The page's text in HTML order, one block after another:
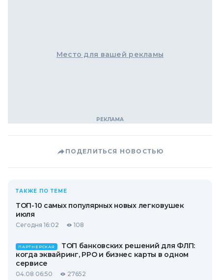
Место для вашей рекламы
ПОДЕЛИТЬСЯ НОВОСТЬЮ
ТАКЖЕ ПО ТЕМЕ
ТОП-10 самых популярных новых легковушек
июля
Сегодня 16:02 108
ПАРТНЕРСКАЯ
ТОП банковских решений для ФЛП:
когда эквайринг, РРО и бизнес карты в одном
сервисе
04.08 06:50 27652